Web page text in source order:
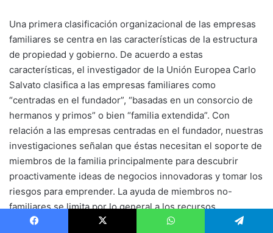
Una primera clasificación organizacional de las empresas
familiares se centra en las características de la estructura
de propiedad y gobierno. De acuerdo a estas
características, el investigador de la Unión Europea Carlo
Salvato clasifica a las empresas familiares como
“centradas en el fundador”, “basadas en un consorcio de
hermanos y primos” o bien “familia extendida”. Con
relación a las empresas centradas en el fundador, nuestras
investigaciones señalan que éstas necesitan el soporte de
miembros de la familia principalmente para descubrir
proactivamente ideas de negocios innovadoras y tomar los
riesgos para emprender. La ayuda de miembros no-
familiares se limita por lo general a los recursos
financieros para apoyar estas iniciativas.